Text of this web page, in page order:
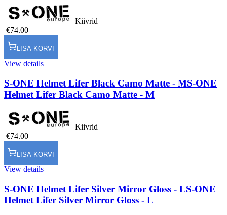
Kiivrid
€74.00
LISA KORVI
View details
S-ONE Helmet Lifer Black Camo Matte - MS-ONE
Helmet Lifer Black Camo Matte - M
Kiivrid
€74.00
LISA KORVI
View details
S-ONE Helmet Lifer Silver Mirror Gloss - LS-ONE
Helmet Lifer Silver Mirror Gloss - L